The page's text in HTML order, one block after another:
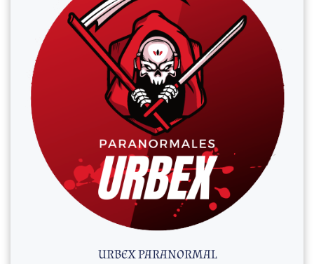
URBEX PARANORMAL